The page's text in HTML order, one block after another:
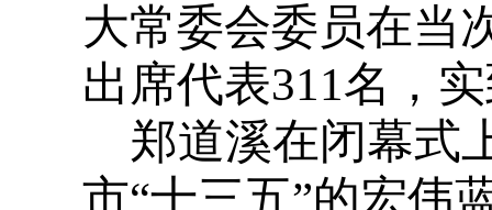
大常委会委员在当
出席代表311名，
郑道溪在闭幕式
市“十三五”的宏伟